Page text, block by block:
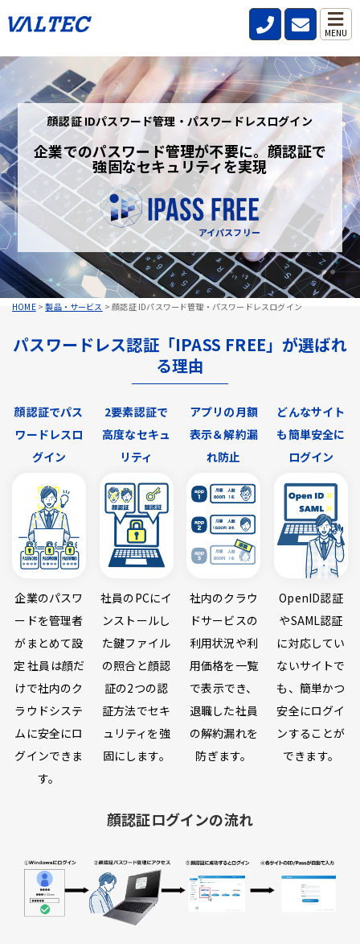
MENU
HOME>製品・サービス >顔認証 IDパスワード管理・パスワードレスログイン
顔認証 IDパスワード管理・パスワードレスログイン
企業でのパスワード管理が不要に。顔認証で
強固なセキュリティを実現
アイパスフリー
パスワードレス認証「IPASS FREE」が選ばれ
る理由
顔認証でパス
ワードレスロ
グイン
企業のパスワ
ードを管理者
がまとめて設
定 社員は顔だ
けで社内のク
ラウドシステ
ムに安全にロ
グインできま
す。
2要素認証で
高度なセキュ
リティ
社員のPCにイ
ンストールし
た鍵ファイル
の照合と顔認
証の2つの認
証方法でセキ
ュリティを強
固にします。
アプリの月額
表示＆解約漏
れ防止
社内のクラウ
ドサービスの
利用状況や利
用価格を一覧
で表示でき、
退職した社員
の解約漏れを
防ぎます。
どんなサイト
も簡単安全に
ログイン
OpenID認証
やSAML認証
に対応してい
ないサイトで
も、簡単かつ
安全にログイ
ンすることが
できます。
顔認証ログインの流れ